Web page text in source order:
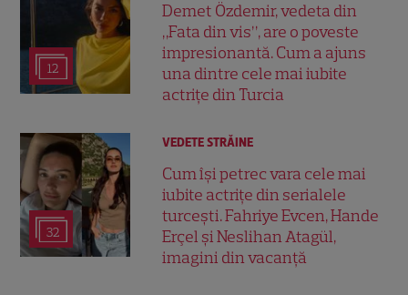
12
Demet Özdemir, vedeta din
„Fata din vis”, are o poveste
impresionantă. Cum a ajuns
una dintre cele mai iubite
actrițe din Turcia
32
VEDETE STRĂINE
Cum își petrec vara cele mai
iubite actrițe din serialele
turcești. Fahriye Evcen, Hande
Erçel și Neslihan Atagül,
imagini din vacanță